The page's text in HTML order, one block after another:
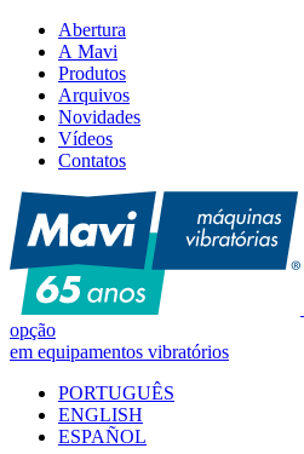
Abertura
A Mavi
Produtos
Arquivos
Novidades
Vídeos
Contatos
opção
em equipamentos vibratórios
PORTUGUÊS
ENGLISH
ESPAÑOL